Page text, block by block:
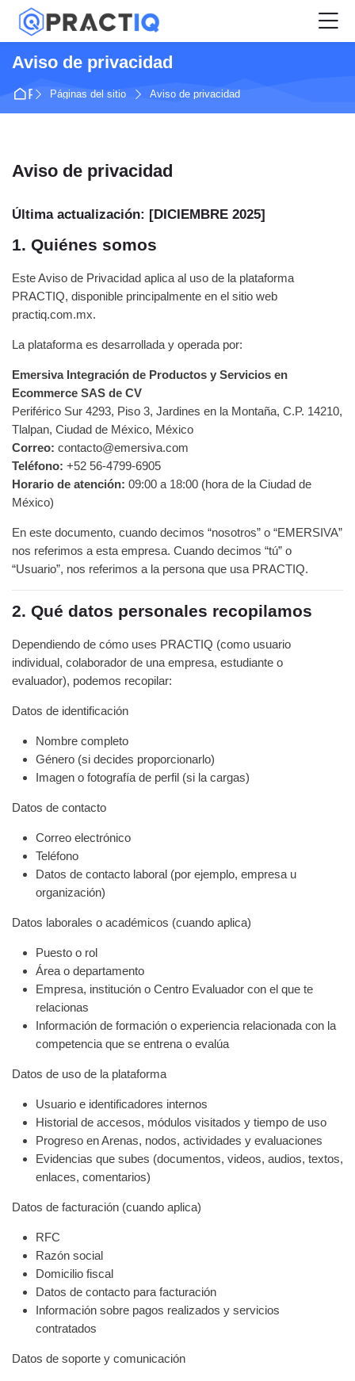
Skip to navigation
Skip to login form
Salta al contenido principal
Skip to accessibility options
Skip to footer
Skip accessibility options
Aviso de privacidad
Página Principal
Páginas del sitio Aviso de privacidad
Aviso de privacidad
Última actualización: [DICIEMBRE 2025]
1. Quiénes somos
Este Aviso de Privacidad aplica al uso de la plataforma
PRACTIQ, disponible principalmente en el sitio web
practiq.com.mx.
La plataforma es desarrollada y operada por:
Emersiva Integración de Productos y Servicios en
Ecommerce SAS de CV
Periférico Sur 4293, Piso 3, Jardines en la Montaña, C.P. 14210,
Tlalpan, Ciudad de México, México
Correo: contacto@emersiva.com
Teléfono: +52 56-4799-6905
Horario de atención: 09:00 a 18:00 (hora de la Ciudad de
México)
En este documento, cuando decimos “nosotros” o “EMERSIVA”
nos referimos a esta empresa. Cuando decimos “tú” o
“Usuario”, nos referimos a la persona que usa PRACTIQ.
2. Qué datos personales recopilamos
Dependiendo de cómo uses PRACTIQ (como usuario
individual, colaborador de una empresa, estudiante o
evaluador), podemos recopilar:
Datos de identificación
Nombre completo
Género (si decides proporcionarlo)
Imagen o fotografía de perfil (si la cargas)
Datos de contacto
Correo electrónico
Teléfono
Datos de contacto laboral (por ejemplo, empresa u
organización)
Datos laborales o académicos (cuando aplica)
Puesto o rol
Área o departamento
Empresa, institución o Centro Evaluador con el que te
relacionas
Información de formación o experiencia relacionada con la
competencia que se entrena o evalúa
Datos de uso de la plataforma
Usuario e identificadores internos
Historial de accesos, módulos visitados y tiempo de uso
Progreso en Arenas, nodos, actividades y evaluaciones
Evidencias que subes (documentos, videos, audios, textos,
enlaces, comentarios)
Datos de facturación (cuando aplica)
RFC
Razón social
Domicilio fiscal
Datos de contacto para facturación
Información sobre pagos realizados y servicios
contratados
Datos de soporte y comunicación